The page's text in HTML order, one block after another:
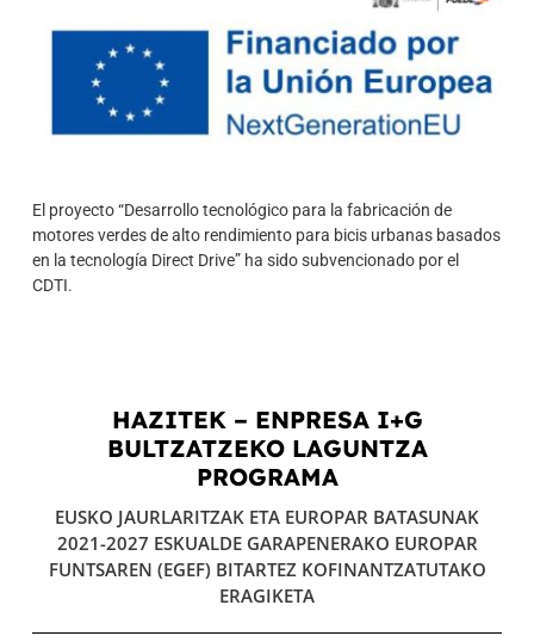
El proyecto “Desarrollo tecnológico para la fabricación de
motores verdes de alto rendimiento para bicis urbanas basados
en la tecnología Direct Drive” ha sido subvencionado por el
CDTI.
HAZITEK – ENPRESA I+G
BULTZATZEKO LAGUNTZA
PROGRAMA
EUSKO JAURLARITZAK ETA EUROPAR BATASUNAK
2021-2027 ESKUALDE GARAPENERAKO EUROPAR
FUNTSAREN (EGEF) BITARTEZ KOFINANTZATUTAKO
ERAGIKETA